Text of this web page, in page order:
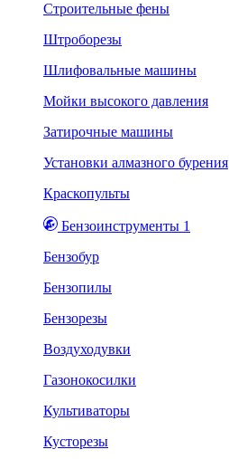
Строительные фены
Штроборезы
Шлифовальные машины
Мойки высокого давления
Затирочные машины
Установки алмазного бурения
Краскопульты
Бензоинструменты 1
Бензобур
Бензопилы
Бензорезы
Воздуходувки
Газонокосилки
Культиваторы
Кусторезы